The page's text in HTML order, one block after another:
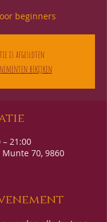
beginners
is afgesloten
bekijken
– 21:00
Munte 70, 9860